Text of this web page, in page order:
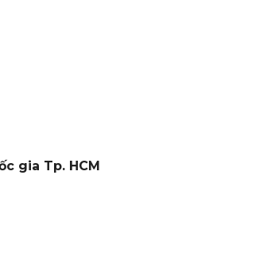
gia Tp. HCM